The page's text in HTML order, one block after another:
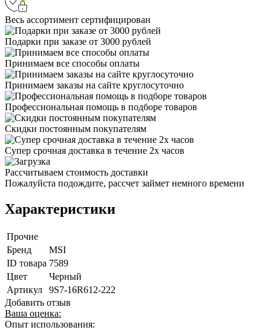
Весь ассортимент сертифицирован
Подарки при заказе от 3000 рублей
Принимаем все способы оплаты
Принимаем заказы на сайте круглосуточно
Профессиональная помощь в подборе товаров
Скидки постоянным покупателям
Супер срочная доставка в течение 2х часов
Рассчитываем стоимость доставки
Пожалуйста подождите, рассчет займет немного времени
Характеристики
Прочие
Бренд
MSI
ID товара 7589
Цвет
Черный
Артикул
9S7-16R612-222
Добавить отзыв
Ваша оценка:
Опыт использования: